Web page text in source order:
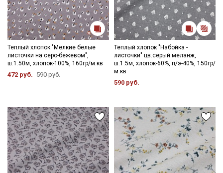
Теплый хлопок "Мелкие белые
листочки на серо-бежевом",
ш.1.50м, хлопок-100%, 160гр/м.кв
472 руб. 590 руб.
Теплый хлопок "Набойка -
листочки" цв.серый меланж,
ш.1.5м, хлопок-60%, п/э-40%, 150гр/
м.кв
590 руб.